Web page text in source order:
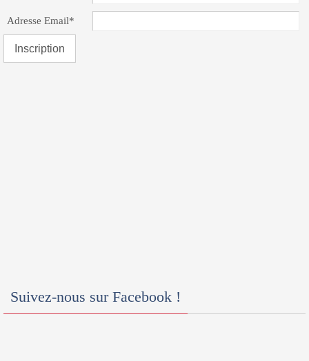
Adresse Email*
Suivez-nous sur Facebook !